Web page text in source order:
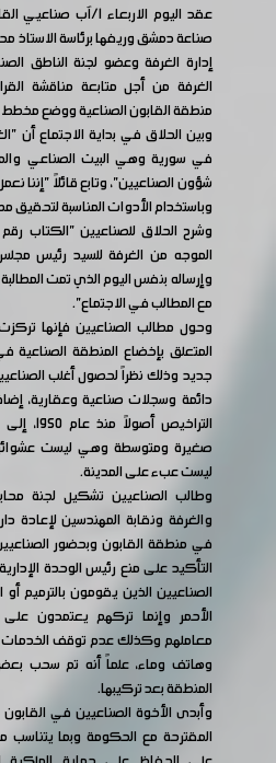
عقد اليوم الاربعاء 1/
صناعة دمشق وريفها برئاسة
إدارة الغرفة وعضو لجنة الناطق
الغرفة من أجل متابعة مناقشة
منطقة القابون الصناعية ووضع
وبين الحلاق في بداية الاجتماع أن
في سورية وهي البيت الصناعي
شؤون الصناعيين"، وتابع قائلاً "إننا
وباستخدام الأدوات المناسبة لتحقيق
الموجه من الغرفة للسيد رئيس
وإرساله بنفس اليوم الذي تمت
مع المطالب في الاجتماع".
وحول مطالب الصناعيين فإنها تركزت
المتعلق بإخضاع المنطقة
جديد وذلك نظراً لحصول أغلب
دائمة وسجلات صناعية وعقارية،
التراخيص
صغيرة ومتوسطة وهي ليست عشوائية
ليست عبء على المدينة.
وطالب الصناعيين تشكيل لجنة
والغرفة ونقابة المهندسين لإعادة
في منطقة القابون وبحضور
التأكيد على منع رئيس الوحدة
الصناعيين الذين يقومون بالترميم أو
الأحمر وإنما تركهم يعتمدون
معاملهم وكذلك عدم توقف الخدمات
وهاتف وماء، علماً أنه تم سحب
المنطقة بعد تركيبها.
وأبدى الأخوة الصناعيين في القابون
المقترحة مع الحكومة وبما يتناسب